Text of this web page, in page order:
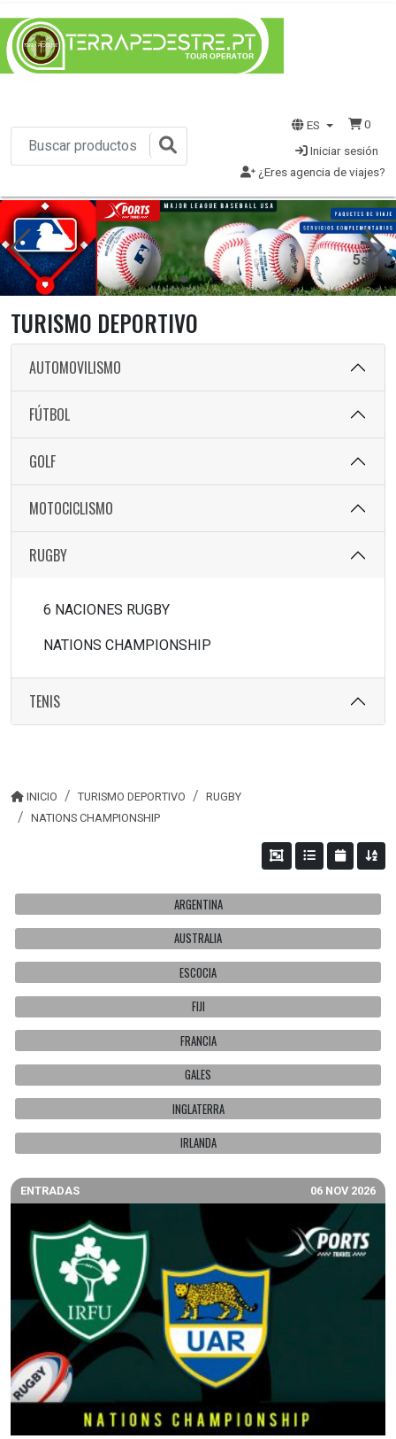
ES
0
Iniciar sesión
¿Eres agencia de viajes?
3s
TURISMO DEPORTIVO
AUTOMOVILISMO
FÚTBOL
GOLF
MOTOCICLISMO
RUGBY
6 NACIONES RUGBY
NATIONS CHAMPIONSHIP
TENIS
INICIO TURISMO DEPORTIVO
RUGBY
NATIONS CHAMPIONSHIP
ARGENTINA
AUSTRALIA
ESCOCIA
FIJI
FRANCIA
GALES
INGLATERRA
IRLANDA
ENTRADAS 06 NOV 2026